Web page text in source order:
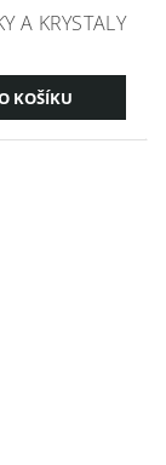
A KRYSTALY